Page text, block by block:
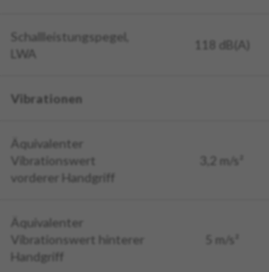
Schallleistungspegel,
LWA
118 dB(A)
Vibrationen
Äquivalenter
Vibrationswert
vorderer Handgriff
3,2 m/s²
Äquivalenter
Vibrationswert hinterer
Handgriff
5 m/s²